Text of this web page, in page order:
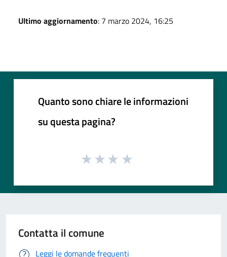
Ultimo aggiornamento: 7 marzo 2024, 16:25
Quanto sono chiare le informazioni
su questa pagina?
Contatta il comune
Leggi le domande frequenti